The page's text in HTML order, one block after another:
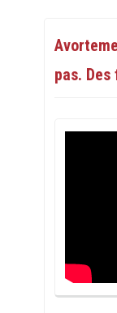
pas.